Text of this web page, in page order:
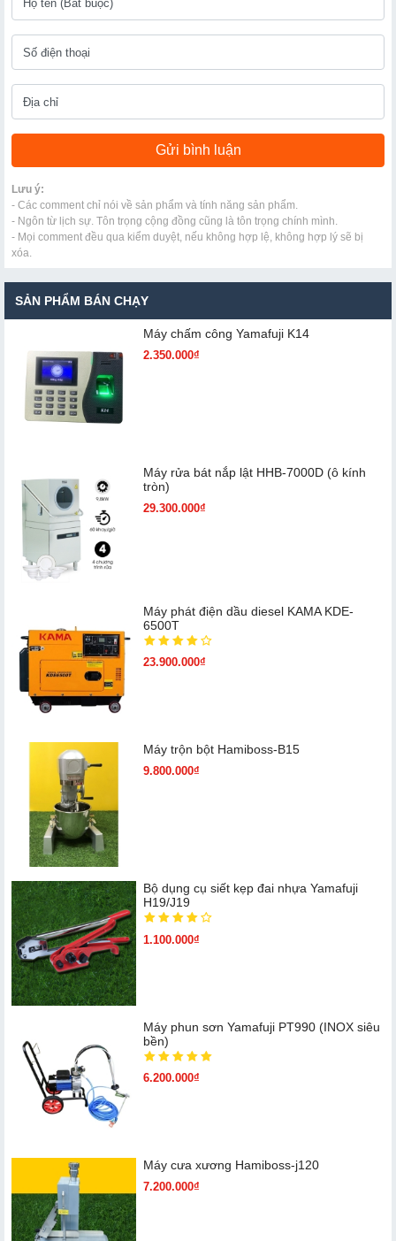
Lưu ý:
- Các comment chỉ nói về sản phẩm và tính năng sản phẩm.
- Ngôn từ lịch sự. Tôn trọng cộng đồng cũng là tôn trọng chính mình.
- Mọi comment đều qua kiểm duyệt, nếu không hợp lệ, không hợp lý sẽ bị
xóa.
SẢN PHẨM BÁN CHẠY
Máy chấm cô​ng Yamafuji K14
2.350.000₫
Máy rửa bát nắp lật HHB-7000D (ô kính
tròn)
29.300.000₫
Máy phát điện dầu diesel KAMA KDE-
6500T
23.900.000₫
Máy trộn bột Hamiboss-B15
9.800.000₫
Bộ dụng cụ siết kẹp đai nhựa Yamafuji
H19/J19
1.100.000₫
Máy phun sơn Yamafuji PT990 (INOX siêu
bền)
6.200.000₫
Máy cưa xương Hamiboss-j120
7.200.000₫